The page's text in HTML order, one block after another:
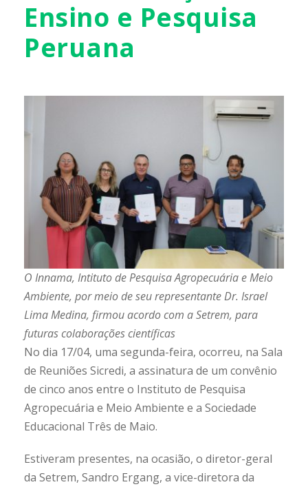
Ensino e Pesquisa
Peruana
O Innama, Intituto de Pesquisa Agropecuária e Meio
Ambiente, por meio de seu representante Dr. Israel
Lima Medina, firmou acordo com a Setrem, para
futuras colaborações científicas
No dia 17/04, uma segunda-feira, ocorreu, na Sala
de Reuniões Sicredi, a assinatura de um convênio
de cinco anos entre o Instituto de Pesquisa
Agropecuária e Meio Ambiente e a Sociedade
Educacional Três de Maio.
Estiveram presentes, na ocasião, o diretor-geral
da Setrem, Sandro Ergang, a vice-diretora da